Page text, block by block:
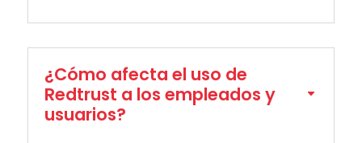
¿Cómo afecta el uso de
Redtrust a los empleados y
usuarios?